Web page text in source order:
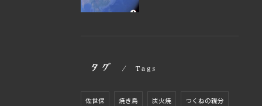
タグ Tags
佐世保 焼き鳥 炭火焼 つくねの親分